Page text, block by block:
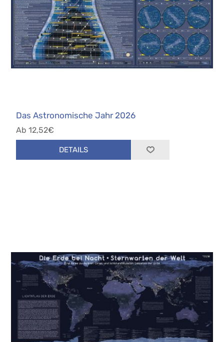
Das Astronomische Jahr 2026
Ab 12,52€
DETAILS